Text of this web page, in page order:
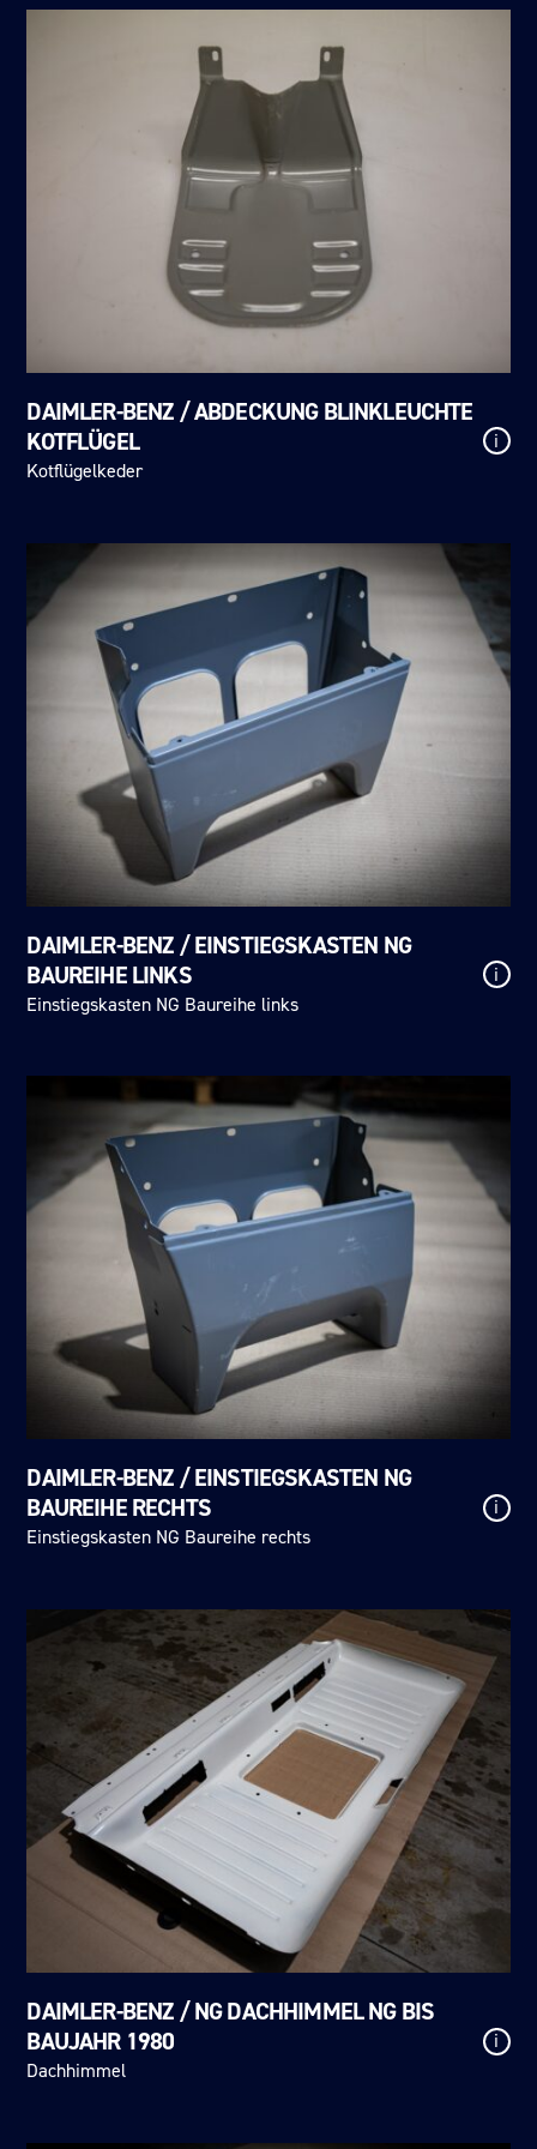
DAIMLER-BENZ / ABDECKUNG BLINKLEUCHTE
KOTFLÜGEL
Kotflügelkeder
i
DAIMLER-BENZ / EINSTIEGSKASTEN NG
BAUREIHE LINKS
Einstiegskasten NG Baureihe links
i
DAIMLER-BENZ / EINSTIEGSKASTEN NG
BAUREIHE RECHTS
Einstiegskasten NG Baureihe rechts
i
DAIMLER-BENZ / NG DACHHIMMEL NG BIS
BAUJAHR 1980
Dachhimmel
i